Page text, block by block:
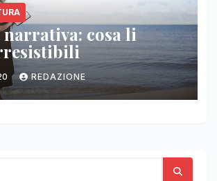
cosa li
REDAZIONE